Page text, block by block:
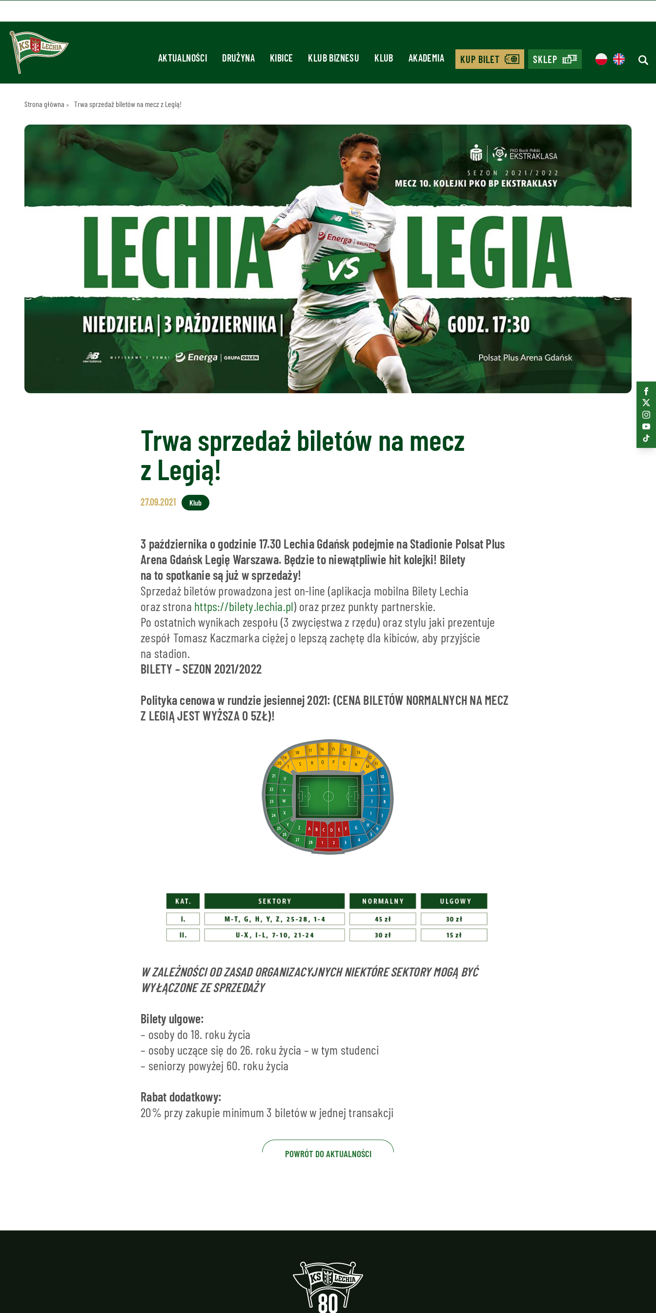
AKTUALNOŚCI DRUŻYNA KIBICE KLUB BIZNESU KLUB AKADEMIA KUP BILET SKLEP
Strona główna Trwa sprzedaż biletów na mecz z Legią!
Trwa sprzedaż biletów na mecz
z Legią!
27.09.2021 Klub
3 października o godzinie 17.30 Lechia Gdańsk podejmie na Stadionie Polsat Plus
Arena Gdańsk Legię Warszawa. Będzie to niewątpliwie hit kolejki! Bilety
na to spotkanie są już w sprzedaży!
Sprzedaż biletów prowadzona jest on-line (aplikacja mobilna Bilety Lechia
oraz strona https://bilety.lechia.pl) oraz przez punkty partnerskie.
Po ostatnich wynikach zespołu (3 zwycięstwa z rzędu) oraz stylu jaki prezentuje
zespół Tomasz Kaczmarka ciężej o lepszą zachętę dla kibiców, aby przyjście
na stadion.
BILETY – SEZON 2021/2022
Polityka cenowa w rundzie jesiennej 2021: (CENA BILETÓW NORMALNYCH NA MECZ
Z LEGIĄ JEST WYŻSZA O 5ZŁ)!
W ZALEŻNOŚCI OD ZASAD ORGANIZACYJNYCH NIEKTÓRE SEKTORY MOGĄ BYĆ
WYŁĄCZONE ZE SPRZEDAŻY
Bilety ulgowe:
– osoby do 18. roku życia
– osoby uczące się do 26. roku życia – w tym studenci
– seniorzy powyżej 60. roku życia
Rabat dodatkowy:
20% przy zakupie minimum 3 biletów w jednej transakcji
POWRÓT DO AKTUALNOŚCI